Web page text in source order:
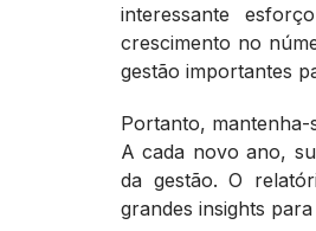
interessante
crescimento no
gestão importantes
Portanto,
A cada novo ano,
da gestão. O
grandes insights